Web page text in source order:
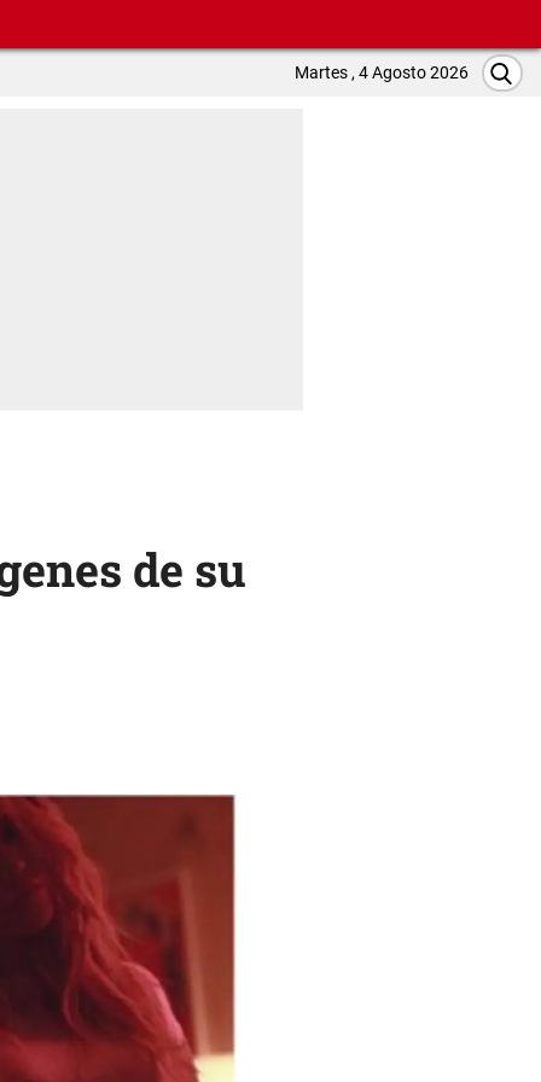
Martes , 4 Agosto 2026
de su